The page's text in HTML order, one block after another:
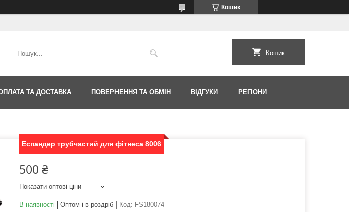
Кошик
Кошик
ТА ДОСТАВКА ПОВЕРНЕННЯ ТА ОБМІН ВІДГУКИ РЕГІОНИ
Еспандер трубчастий для фітнеса 8006
500 ₴
Показати оптові ціни
В наявності Оптом і в роздріб Код: FS180074